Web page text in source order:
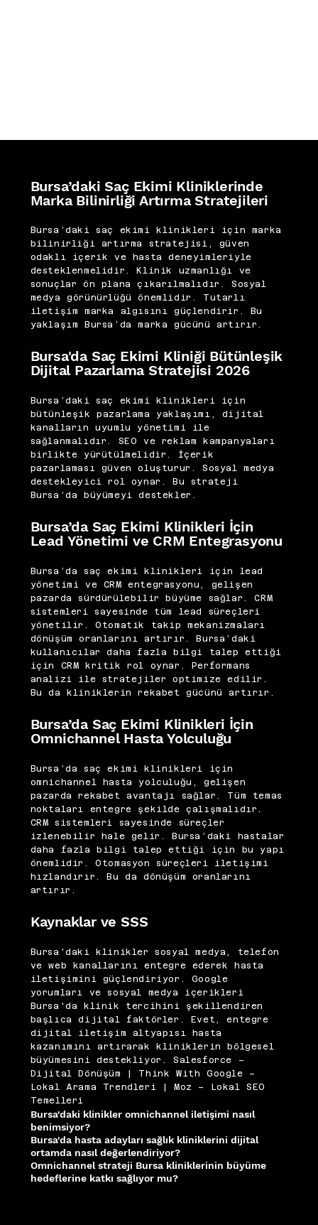
Bursa’daki Saç Ekimi Kliniklerinde
Marka Bilinirliği Artırma Stratejileri
Bursa’daki saç ekimi klinikleri için marka
bilinirliği artırma stratejisi, güven
odaklı içerik ve hasta deneyimleriyle
desteklenmelidir. Klinik uzmanlığı ve
sonuçlar ön plana çıkarılmalıdır. Sosyal
medya görünürlüğü önemlidir. Tutarlı
iletişim marka algısını güçlendirir. Bu
yaklaşım Bursa’da marka gücünü artırır.
Bursa'da Saç Ekimi Kliniği Bütünleşik
Dijital Pazarlama Stratejisi 2026
Bursa’daki saç ekimi klinikleri için
bütünleşik pazarlama yaklaşımı, dijital
kanalların uyumlu yönetimi ile
sağlanmalıdır. SEO ve reklam kampanyaları
birlikte yürütülmelidir. İçerik
pazarlaması güven oluşturur. Sosyal medya
destekleyici rol oynar. Bu strateji
Bursa’da büyümeyi destekler.
Kaynaklar ve SSS
Bursa'daki klinikler sosyal medya, telefon
ve web kanallarını entegre ederek hasta
iletişimini güçlendiriyor. Google
yorumları ve sosyal medya içerikleri
Bursa'da klinik tercihini şekillendiren
başlıca dijital faktörler. Evet, entegre
dijital iletişim altyapısı hasta
kazanımını artırarak kliniklerin bölgesel
büyümesini destekliyor. Salesforce –
Dijital Dönüşüm
| Think With Google –
Lokal Arama Trendleri
| Moz – Lokal SEO
Temelleri
Bursa'daki klinikler omnichannel iletişimi nasıl
benimsiyor?
Bursa'da hasta adayları sağlık kliniklerini dijital
ortamda nasıl değerlendiriyor?
Omnichannel strateji Bursa kliniklerinin büyüme
hedeflerine katkı sağlıyor mu?
Bursa’da Saç Ekimi Klinikleri İçin
Lead Yönetimi ve CRM Entegrasyonu
Bursa’da saç ekimi klinikleri için lead
yönetimi ve CRM entegrasyonu, gelişen
pazarda sürdürülebilir büyüme sağlar. CRM
sistemleri sayesinde tüm lead süreçleri
yönetilir. Otomatik takip mekanizmaları
dönüşüm oranlarını artırır. Bursa’daki
kullanıcılar daha fazla bilgi talep ettiği
için CRM kritik rol oynar. Performans
analizi ile stratejiler optimize edilir.
Bu da kliniklerin rekabet gücünü artırır.
Bursa’da Saç Ekimi Klinikleri İçin
Omnichannel Hasta Yolculuğu
Bursa’da saç ekimi klinikleri için
omnichannel hasta yolculuğu, gelişen
pazarda rekabet avantajı sağlar. Tüm temas
noktaları entegre şekilde çalışmalıdır.
CRM sistemleri sayesinde süreçler
izlenebilir hale gelir. Bursa’daki hastalar
daha fazla bilgi talep ettiği için bu yapı
önemlidir. Otomasyon süreçleri iletişimi
hızlandırır. Bu da dönüşüm oranlarını
artırır.